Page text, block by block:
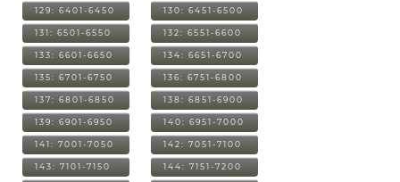
129: 6401-6450 130: 6451-6500
131: 6501-6550 132: 6551-6600
133: 6601-6650 134: 6651-6700
135: 6701-6750 136: 6751-6800
137: 6801-6850 138: 6851-6900
139: 6901-6950 140: 6951-7000
141: 7001-7050 142: 7051-7100
143: 7101-7150 144: 7151-7200